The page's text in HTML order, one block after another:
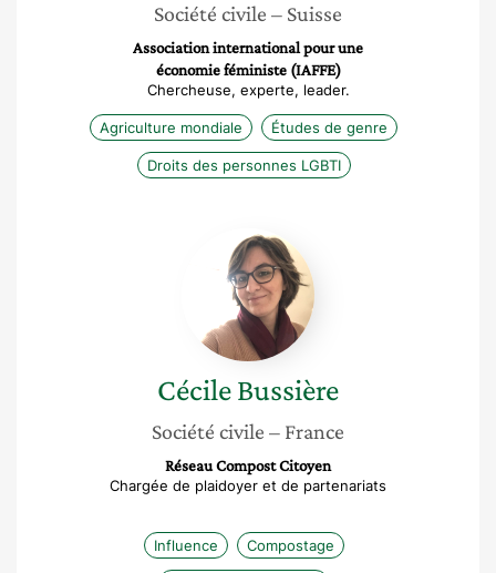
Société civile – Suisse
Association international pour une
économie féministe (IAFFE)
Chercheuse, experte, leader.
Agriculture mondiale Études de genre
Droits des personnes LGBTI
Cécile
Bussière
CécileBussière
Société civile – France
Réseau Compost Citoyen
Chargée de plaidoyer et de partenariats
Influence Compostage